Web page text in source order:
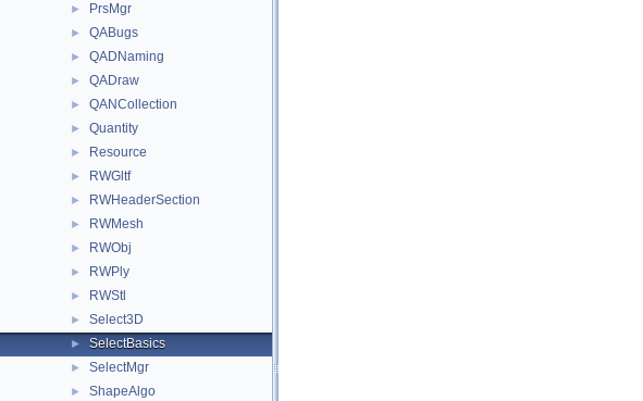
► PrsMgr
► QABugs
► QADNaming
► QADraw
► QANCollection
► Quantity
► Resource
► RWGltf
► RWHeaderSection
► RWMesh
► RWObj
► RWPly
► RWStl
► Select3D
► SelectBasics
► SelectMgr
► ShapeAlgo